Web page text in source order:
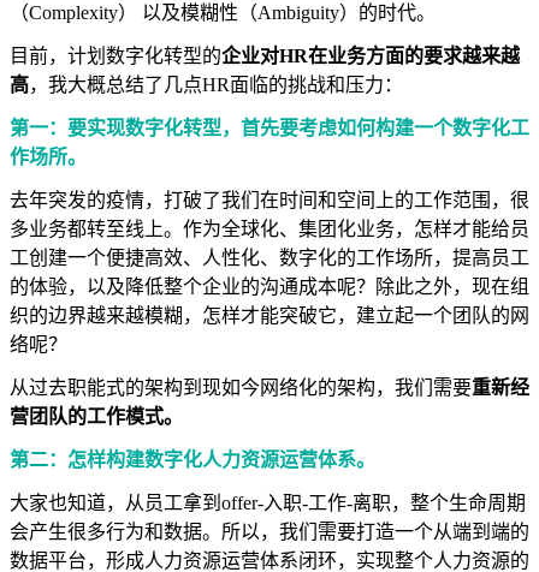
（Complexity） 以及模糊性（Ambiguity）的时代。
目前，计划数字化转型的企业对HR在业务方面的要求越来越
高，我大概总结了几点HR面临的挑战和压力：
第一：要实现数字化转型，首先要考虑如何构建一个数字化工
作场所。
去年突发的疫情，打破了我们在时间和空间上的工作范围，很
多业务都转至线上。作为全球化、集团化业务，怎样才能给员
工创建一个便捷高效、人性化、数字化的工作场所，提高员工
的体验，以及降低整个企业的沟通成本呢？除此之外，现在组
织的边界越来越模糊，怎样才能突破它，建立起一个团队的网
络呢？
从过去职能式的架构到现如今网络化的架构，我们需要重新经
营团队的工作模式。
第二：怎样构建数字化人力资源运营体系。
大家也知道，从员工拿到offer-入职-工作-离职，整个生命周期
会产生很多行为和数据。所以，我们需要打造一个从端到端的
数据平台，形成人力资源运营体系闭环，实现整个人力资源的